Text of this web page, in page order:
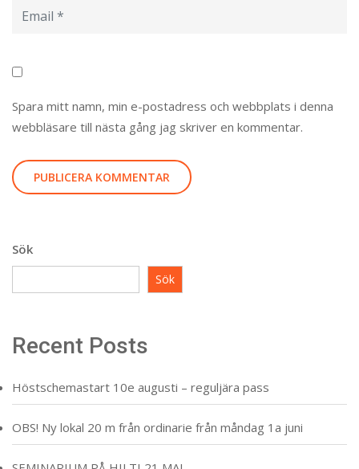
Spara mitt namn, min e-postadress och webbplats i denna
webbläsare till nästa gång jag skriver en kommentar.
Sök
Sök
Recent Posts
Höstschemastart 10e augusti – reguljära pass
OBS! Ny lokal 20 m från ordinarie från måndag 1a juni